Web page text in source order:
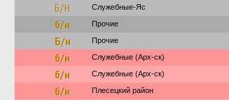
Б/Н Служебные-Яс
б/н Прочие
Б/н Прочие
б/н Служебные (Арх-ск)
б/н Служебные (Арх-ск)
б/н Плесецкий район